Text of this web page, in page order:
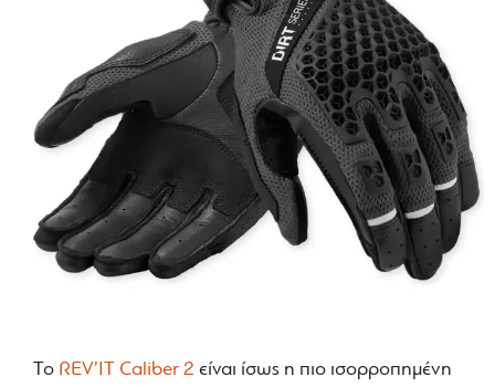
Το REV’IT Caliber 2 είναι ίσως η πιο ισορροπημένη